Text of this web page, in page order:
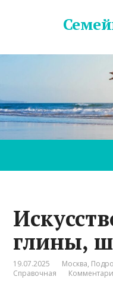
глины,
19.07.2025 Москва,
Справочная